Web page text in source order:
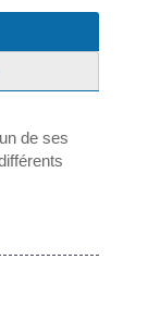
de ses